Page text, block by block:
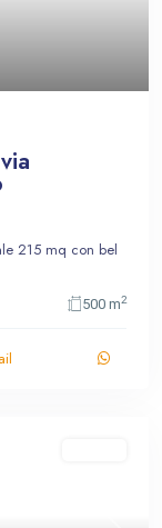
215 mq con bel
500 m2